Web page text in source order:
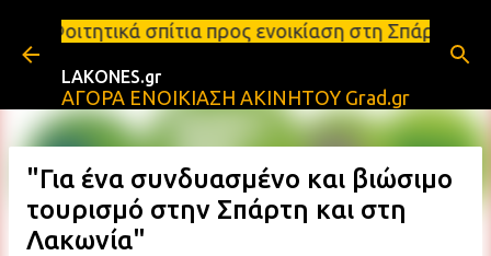
Μετάβαση στο κύριο περιεχόμενο
σπίτια προς ενοικίαση στη Σπάρτη
LAKONES.gr
ΑΓΟΡΑ ΕΝΟΙΚΙΑΣΗ ΑΚΙΝΗΤΟΥ Grad.gr
"Για ένα συνδυασμένο και βιώσιμο
τουρισμό στην Σπάρτη και στη
Λακωνία"